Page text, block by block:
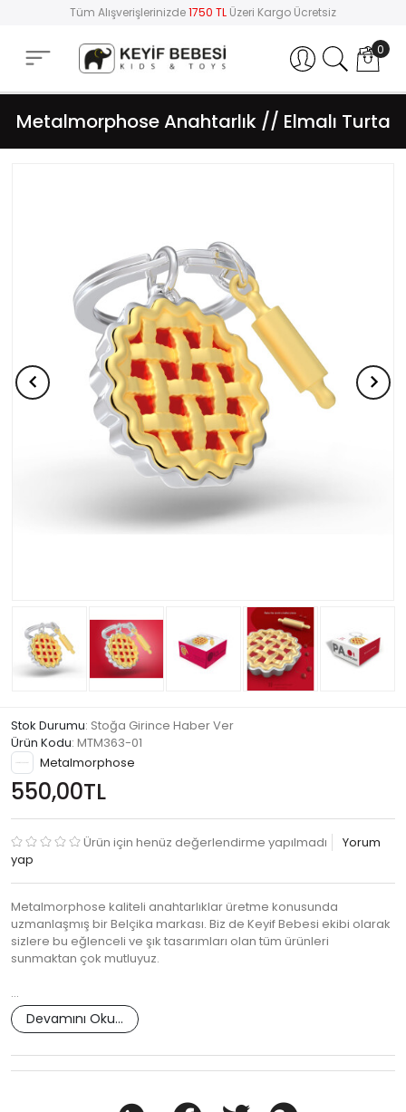
Tüm Alışverişlerinizde1750 TL Üzeri Kargo Ücretsiz
Hesabım 0
Metalmorphose Anahtarlık // Elmalı Turta
Stok Durumu: Stoğa Girince Haber Ver
Ürün Kodu: MTM363-01
Metalmorphose
550,00TL
Ürün için henüz değerlendirme yapılmadı
Yorum
yap
Metalmorphose kaliteli anahtarlıklar üretme konusunda
uzmanlaşmış bir Belçika markası. Biz de Keyif Bebesi ekibi olarak
sizlere bu eğlenceli ve şık tasarımları olan tüm ürünleri
sunmaktan çok mutluyuz.
…
Devamını Oku...